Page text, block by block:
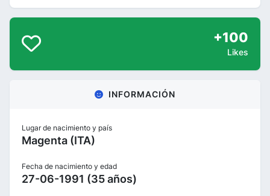
+100
Likes
INFORMACIÓN
Lugar de nacimiento y país
Magenta (ITA)
Fecha de nacimiento y edad
27-06-1991 (35 años)